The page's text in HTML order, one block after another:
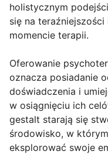
holistycznym
się na
momencie terapii.
Oferowanie
oznacza posiadanie
doświadczenia i
w osiągnięciu ich
gestalt starają się
środowisko, w
eksplorować swoje